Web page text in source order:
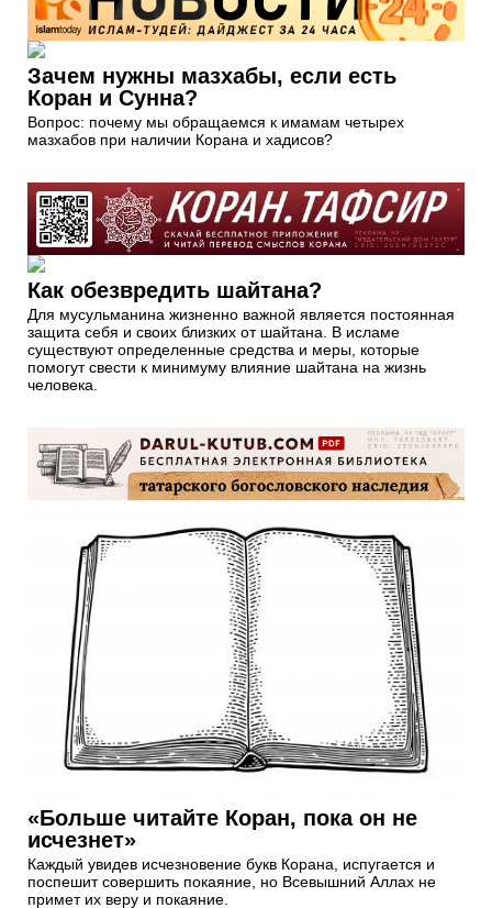
Зачем нужны мазхабы, если есть
Коран и Сунна?
Вопрос: почему мы обращаемся к имамам четырех
мазхабов при наличии Корана и хадисов?
Как обезвредить шайтана?
Для мусульманина жизненно важной является постоянная
защита себя и своих близких от шайтана. В исламе
существуют определенные средства и меры, которые
помогут свести к минимуму влияние шайтана на жизнь
человека.
«Больше читайте Коран, пока он не
исчезнет»
Каждый увидев исчезновение букв Корана, испугается и
поспешит совершить покаяние, но Всевышний Аллах не
примет их веру и покаяние.